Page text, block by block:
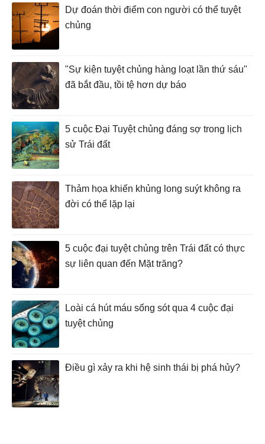
Dự đoán thời điểm con người có thể tuyệt
chủng
"Sự kiện tuyệt chủng hàng loạt lần thứ sáu"
đã bắt đầu, tồi tệ hơn dự báo
5 cuộc Đại Tuyệt chủng đáng sợ trong lịch
sử Trái đất
Thảm họa khiến khủng long suýt không ra
đời có thể lặp lại
5 cuộc đại tuyệt chủng trên Trái đất có thực
sự liên quan đến Mặt trăng?
Loài cá hút máu sống sót qua 4 cuộc đại
tuyệt chủng
Điều gì xảy ra khi hệ sinh thái bị phá hủy?